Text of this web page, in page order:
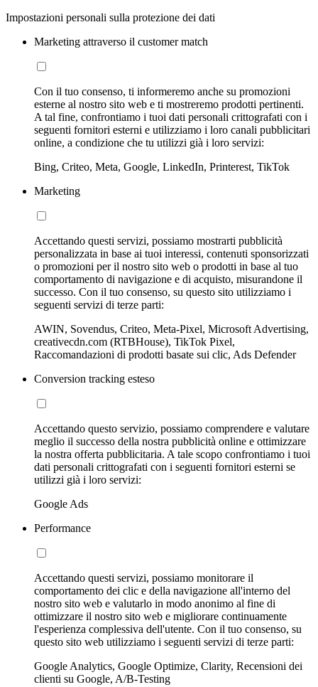
Impostazioni personali sulla protezione dei dati
Marketing attraverso il customer match
Con il tuo consenso, ti informeremo anche su promozioni
esterne al nostro sito web e ti mostreremo prodotti pertinenti.
A tal fine, confrontiamo i tuoi dati personali crittografati con i
seguenti fornitori esterni e utilizziamo i loro canali pubblicitari
online, a condizione che tu utilizzi già i loro servizi:
Bing, Criteo, Meta, Google, LinkedIn, Printerest, TikTok
Marketing
Accettando questi servizi, possiamo mostrarti pubblicità
personalizzata in base ai tuoi interessi, contenuti sponsorizzati
o promozioni per il nostro sito web o prodotti in base al tuo
comportamento di navigazione e di acquisto, misurandone il
successo. Con il tuo consenso, su questo sito utilizziamo i
seguenti servizi di terze parti:
AWIN, Sovendus, Criteo, Meta-Pixel, Microsoft Advertising,
creativecdn.com (RTBHouse), TikTok Pixel,
Raccomandazioni di prodotti basate sui clic, Ads Defender
Conversion tracking esteso
Accettando questo servizio, possiamo comprendere e valutare
meglio il successo della nostra pubblicità online e ottimizzare
la nostra offerta pubblicitaria. A tale scopo confrontiamo i tuoi
dati personali crittografati con i seguenti fornitori esterni se
utilizzi già i loro servizi:
Google Ads
Performance
Accettando questi servizi, possiamo monitorare il
comportamento dei clic e della navigazione all'interno del
nostro sito web e valutarlo in modo anonimo al fine di
ottimizzare il nostro sito web e migliorare continuamente
l'esperienza complessiva dell'utente. Con il tuo consenso, su
questo sito web utilizziamo i seguenti servizi di terze parti:
Google Analytics, Google Optimize, Clarity, Recensioni dei
clienti su Google, A/B-Testing